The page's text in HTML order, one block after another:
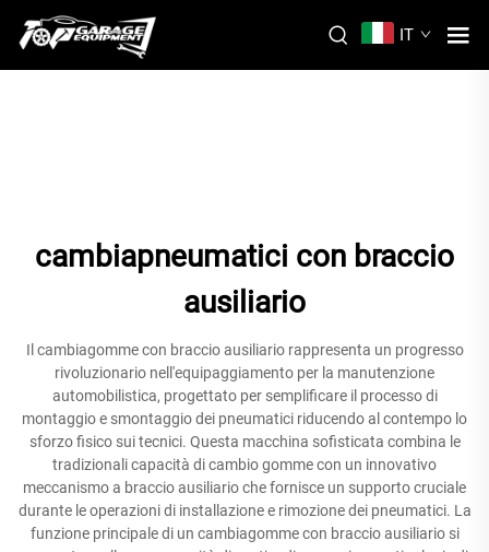
IT
cambiapneumatici con braccio
ausiliario
Il cambiagomme con braccio ausiliario rappresenta un progresso
rivoluzionario nell'equipaggiamento per la manutenzione
automobilistica, progettato per semplificare il processo di
montaggio e smontaggio dei pneumatici riducendo al contempo lo
sforzo fisico sui tecnici. Questa macchina sofisticata combina le
tradizionali capacità di cambio gomme con un innovativo
meccanismo a braccio ausiliario che fornisce un supporto cruciale
durante le operazioni di installazione e rimozione dei pneumatici. La
funzione principale di un cambiagomme con braccio ausiliario si